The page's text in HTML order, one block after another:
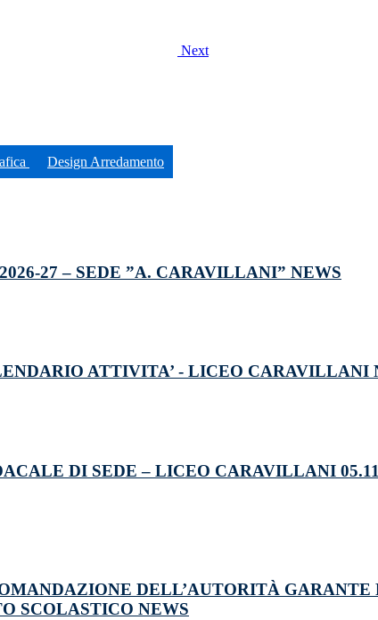
Next
Design Arredamento
27 – SEDE ”A. CARAVILLANI” NEWS
ATTIVITA’ - LICEO CARAVILLANI
DI SEDE – LICEO CARAVILLANI
DELL’AUTORITÀ
SCOLASTICO NEWS